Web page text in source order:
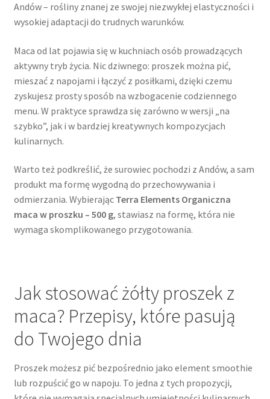
Andów – rośliny znanej ze swojej niezwykłej elastyczności i
wysokiej adaptacji do trudnych warunków.
Maca od lat pojawia się w kuchniach osób prowadzących
aktywny tryb życia. Nic dziwnego: proszek można pić,
mieszać z napojami i łączyć z posiłkami, dzięki czemu
zyskujesz prosty sposób na wzbogacenie codziennego
menu. W praktyce sprawdza się zarówno w wersji „na
szybko”, jak i w bardziej kreatywnych kompozycjach
kulinarnych.
Warto też podkreślić, że surowiec pochodzi z Andów, a sam
produkt ma formę wygodną do przechowywania i
odmierzania. Wybierając Terra Elements Organiczna
maca w proszku – 500 g, stawiasz na formę, która nie
wymaga skomplikowanego przygotowania.
Jak stosować żółty proszek z
maca? Przepisy, które pasują
do Twojego dnia
Proszek możesz pić bezpośrednio jako element smoothie
lub rozpuścić go w napoju. To jedna z tych propozycji,